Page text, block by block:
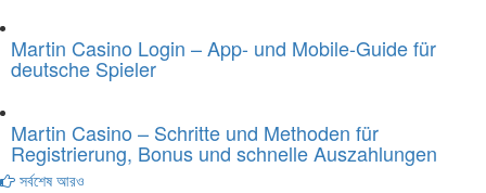
Martin Casino Login – App- und Mobile-Guide für
deutsche Spieler
Martin Casino – Schritte und Methoden für
Registrierung, Bonus und schnelle Auszahlungen
সর্বশেষ আরও